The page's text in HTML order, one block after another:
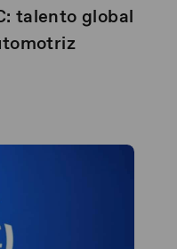
talento global